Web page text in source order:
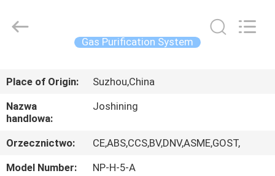
PRODUKTY
O
NAS
Technology
Co.,Ltd.
Gas Purification System
Place of Origin:
Suzhou,China
Nazwa
handlowa:
Joshining
Orzecznictwo:
CE,ABS,CCS,BV,DNV,ASME,GOST,
Model Number:
NP-H-5-A